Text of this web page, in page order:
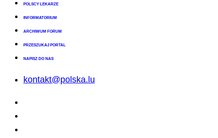
POLSCY LEKARZE
INFORMATORIUM
ARCHIWUM FORUM
PRZESZUKAJ PORTAL
NAPISZ DO NAS
kontakt@polska.lu